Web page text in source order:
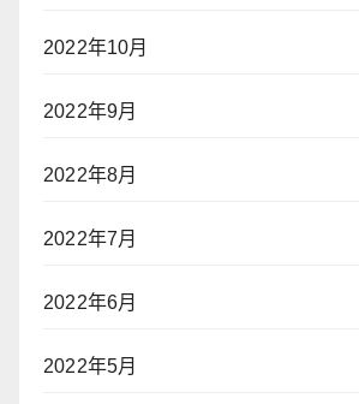
2022年10月
2022年9月
2022年8月
2022年7月
2022年6月
2022年5月